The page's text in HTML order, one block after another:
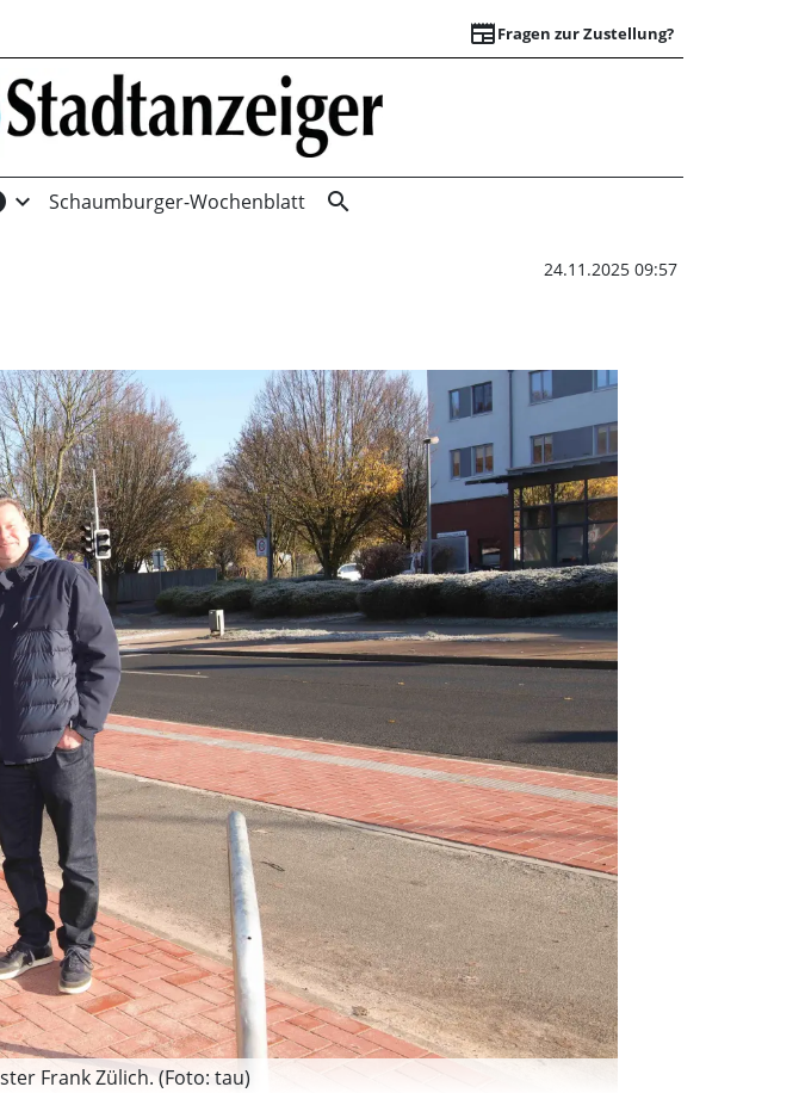
newspaperFragen zur Zustellung?
Umstieg leicht
expand_more Schaumburger-Wochenblatt search
24.11.2025 09:57
Frank Zülich. (Foto: tau)